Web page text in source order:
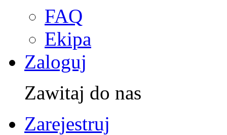
FAQ
Ekipa
Zaloguj
Zawitaj do nas
Zarejestruj